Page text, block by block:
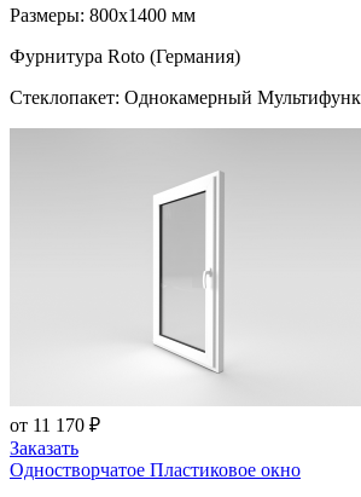
Размеры: 800x1400 мм
Фурнитура Roto (Германия)
Стеклопакет: Однокамерный
от 11 170 ₽
Заказать
Одностворчатое Пластиковое окно